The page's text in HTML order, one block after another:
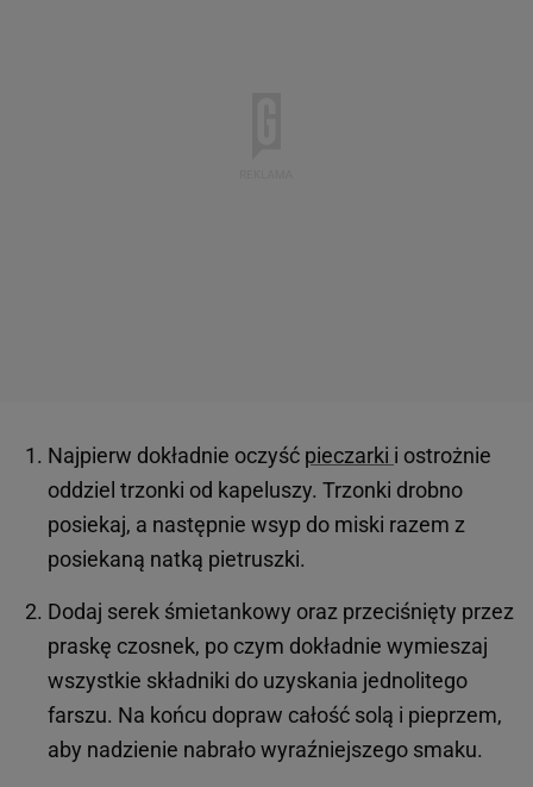
Najpierw dokładnie oczyść pieczarki i ostrożnie
oddziel trzonki od kapeluszy. Trzonki drobno
posiekaj, a następnie wsyp do miski razem z
posiekaną natką pietruszki.
Dodaj serek śmietankowy oraz przeciśnięty przez
praskę czosnek, po czym dokładnie wymieszaj
wszystkie składniki do uzyskania jednolitego
farszu. Na końcu dopraw całość solą i pieprzem,
aby nadzienie nabrało wyraźniejszego smaku.